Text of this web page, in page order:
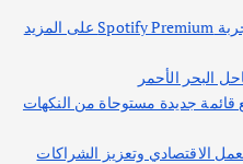
سامسونج وSpotify تتعاونان لإتاحة تجربة Spotify Premium على المزيد
البحر الأحمر
جديدة مستوحاة من النكهات
الاقتصادي وتعزيز الشراكات